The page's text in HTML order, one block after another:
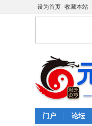
设为首页 收藏本站
门户 论坛